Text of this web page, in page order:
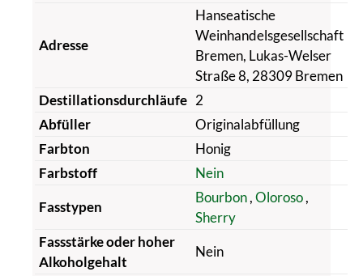
Adresse
Hanseatische
Weinhandelsgesellschaft
Bremen, Lukas-Welser
Straße 8, 28309 Bremen
Destillationsdurchläufe 2
Abfüller
Originalabfüllung
Farbton
Honig
Farbstoff
Nein
Fasstypen
Bourbon,Oloroso,
Sherry
Fassstärke oder hoher
Alkoholgehalt
Nein